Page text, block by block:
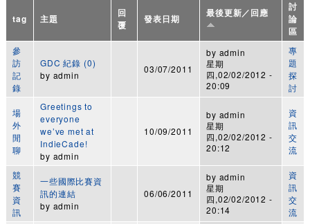
tag 主題
回
覆
發表日期
最後更新／回應
討
論
區
參
訪
記
錄
GDC 紀錄 (0)
by admin
03/07/2011
by admin
星期
四,02/02/2012 -
20:09
專
題
探
討
場
外
閒
聊
Greetings to
everyone
we’ve met at
IndieCade!
by admin
10/09/2011
by admin
星期
四,02/02/2012 -
20:12
資
訊
交
流
競
賽
資
訊
一些國際比賽資
訊的連結
by admin
06/06/2011
by admin
星期
四,02/02/2012 -
20:14
資
訊
交
流